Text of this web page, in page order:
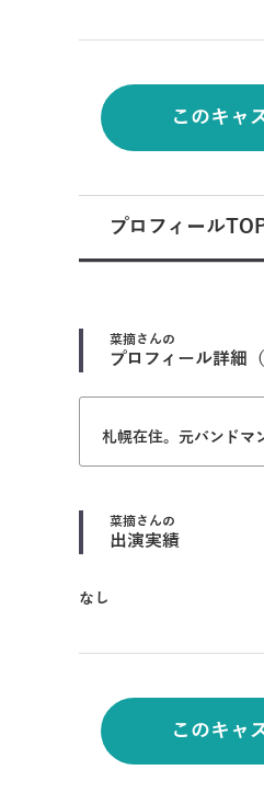
このキャ
プロフィール
菜摘さんの
プロフィール詳細（
札幌在住。元バンドマ
菜摘さんの
出演実績
なし
このキャ